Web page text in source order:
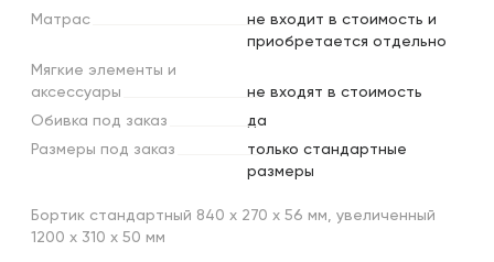
Матрас
не входит в стоимость и
приобретается отдельно
Мягкие элементы и
аксессуары
не входят в стоимость
Обивка под заказ
да
Размеры под заказ
только стандартные
размеры
Бортик стандартный 840 х 270 х 56 мм, увеличенный
1200 х 310 х 50 мм